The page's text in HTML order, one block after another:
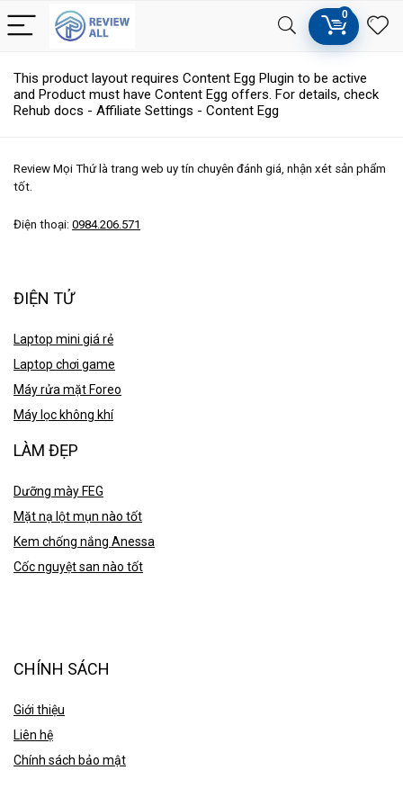
0
This product layout requires Content Egg Plugin to be active
and Product must have Content Egg offers. For details, check
Rehub docs - Affiliate Settings - Content Egg
Review Mọi Thứ là trang web uy tín chuyên đánh giá, nhận xét sản phẩm
tốt.
Điện thoại: 0984.206.571
ĐIỆN TỬ
Laptop mini giá rẻ
Laptop chơi game
Máy rửa mặt Foreo
Máy lọc không khí
LÀM ĐẸP
Dưỡng mày FEG
Mặt nạ lột mụn nào tốt
Kem chống nắng Anessa
Cốc nguyệt san nào tốt
CHÍNH SÁCH
Giới thiệu
Liên hệ
Chính sách bảo mật